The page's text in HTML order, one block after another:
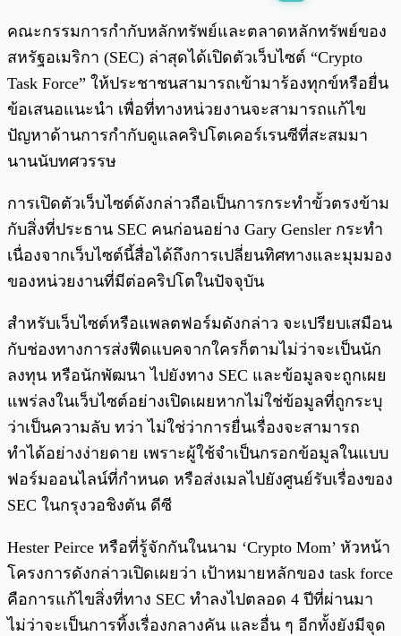
0:00 / 0:00
คณะกรรมการกำกับหลักทรัพย์และตลาดหลักทรัพย์ของ
สหรัฐอเมริกา (SEC) ล่าสุดได้เปิดตัวเว็บไซต์ “Crypto
Task Force” ให้ประชาชนสามารถเข้ามาร้องทุกข์หรือยื่น
ข้อเสนอแนะนำ เพื่อที่ทางหน่วยงานจะสามารถแก้ไข
ปัญหาด้านการกำกับดูแลคริปโตเคอร์เรนซีที่สะสมมา
นานนับทศวรรษ
การเปิดตัวเว็บไซต์ดังกล่าวถือเป็นการกระทำขั้วตรงข้าม
กับสิ่งที่ประธาน SEC คนก่อนอย่าง Gary Gensler กระทำ
เนื่องจากเว็บไซต์นี้สื่อได้ถึงการเปลี่ยนทิศทางและมุมมอง
ของหน่วยงานที่มีต่อคริปโตในปัจจุบัน
สำหรับเว็บไซต์หรือแพลตฟอร์มดังกล่าว จะเปรียบเสมือน
กับช่องทางการส่งฟีดแบคจากใครก็ตามไม่ว่าจะเป็นนัก
ลงทุน หรือนักพัฒนา ไปยังทาง SEC และข้อมูลจะถูกเผย
แพร่ลงในเว็บไซต์อย่างเปิดเผยหากไม่ใช่ข้อมูลที่ถูกระบุ
ว่าเป็นความลับ ทว่า ไม่ใช่ว่าการยื่นเรื่องจะสามารถ
ทำได้อย่างง่ายดาย เพราะผู้ใช้จำเป็นกรอกข้อมูลในแบบ
ฟอร์มออนไลน์ที่กำหนด หรือส่งเมลไปยังศูนย์รับเรื่องของ
SEC ในกรุงวอชิงตัน ดีซี
Hester Peirce หรือที่รู้จักกันในนาม ‘Crypto Mom’ หัวหน้า
โครงการดังกล่าวเปิดเผยว่า เป้าหมายหลักของ task force
คือการแก้ไขสิ่งที่ทาง SEC ทำลงไปตลอด 4 ปีที่ผ่านมา
ไม่ว่าจะเป็นการทิ้งเรื่องกลางคัน และอื่น ๆ อีกทั้งยังมีจุด